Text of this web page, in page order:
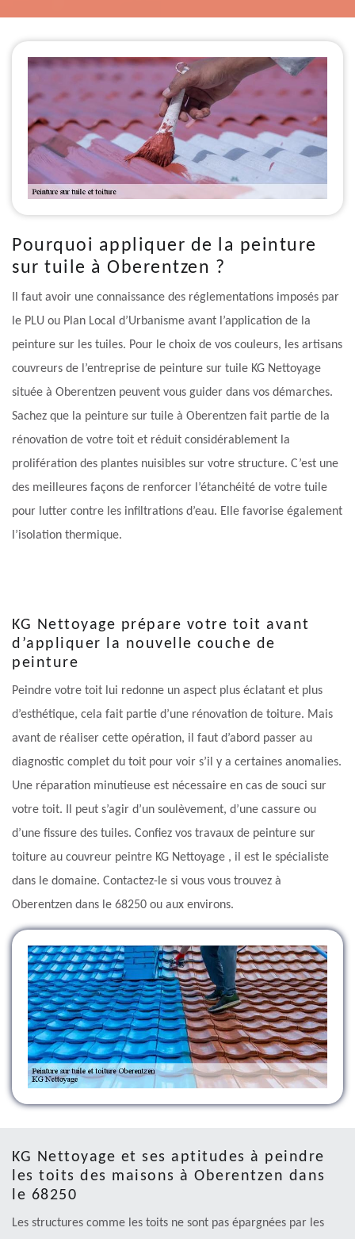
Pourquoi appliquer de la peinture
sur tuile à Oberentzen ?
Il faut avoir une connaissance des réglementations imposés par
le PLU ou Plan Local d’Urbanisme avant l’application de la
peinture sur les tuiles. Pour le choix de vos couleurs, les artisans
couvreurs de l’entreprise de peinture sur tuile KG Nettoyage
située à Oberentzen peuvent vous guider dans vos démarches.
Sachez que la peinture sur tuile à Oberentzen fait partie de la
rénovation de votre toit et réduit considérablement la
prolifération des plantes nuisibles sur votre structure. C’est une
des meilleures façons de renforcer l’étanchéité de votre tuile
pour lutter contre les infiltrations d’eau. Elle favorise également
l’isolation thermique.
KG Nettoyage prépare votre toit avant
d’appliquer la nouvelle couche de
peinture
Peindre votre toit lui redonne un aspect plus éclatant et plus
d’esthétique, cela fait partie d’une rénovation de toiture. Mais
avant de réaliser cette opération, il faut d’abord passer au
diagnostic complet du toit pour voir s’il y a certaines anomalies.
Une réparation minutieuse est nécessaire en cas de souci sur
votre toit. Il peut s’agir d’un soulèvement, d’une cassure ou
d’une fissure des tuiles. Confiez vos travaux de peinture sur
toiture au couvreur peintre KG Nettoyage , il est le spécialiste
dans le domaine. Contactez-le si vous vous trouvez à
Oberentzen dans le 68250 ou aux environs.
KG Nettoyage et ses aptitudes à peindre
les toits des maisons à Oberentzen dans
le 68250
Les structures comme les toits ne sont pas épargnées par les